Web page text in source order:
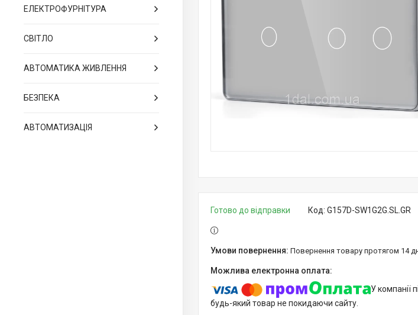
ЕЛЕКТРОФУРНІТУРА
СВІТЛО
АВТОМАТИКА ЖИВЛЕННЯ
БЕЗПЕКА
АВТОМАТИЗАЦІЯ
Готово до відправки Код: G157D-SW1G2G.SL.GR
повернення товару протягом 14
У компанії
будь-який товар не покидаючи сайту.